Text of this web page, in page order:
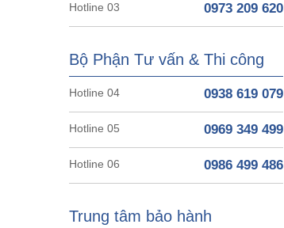
Hotline 03 0973 209 620
Bộ Phận Tư vấn & Thi công
Hotline 04 0938 619 079
Hotline 05 0969 349 499
Hotline 06 0986 499 486
Trung tâm bảo hành